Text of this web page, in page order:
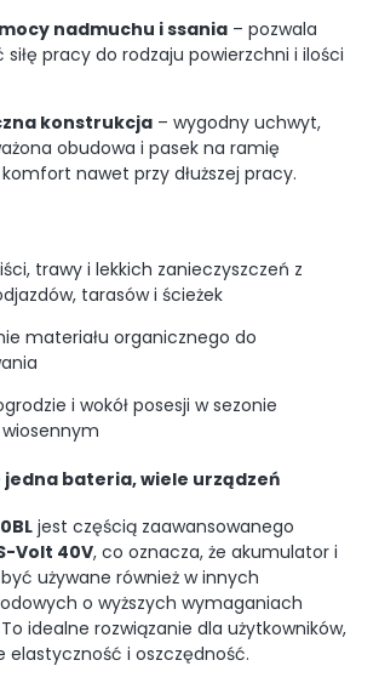
nadmuchu i ssania – pozwala
pracy do rodzaju powierzchni i ilości
konstrukcja – wygodny uchwyt,
obudowa i pasek na ramię
nawet przy dłuższej pracy.
trawy i lekkich zanieczyszczeń z
tarasów i ścieżek
materiału organicznego do
i wokół posesji w sezonie
jedna bateria, wiele urządzeń
jest częścią zaawansowanego
Volt 40V, co oznacza, że akumulator i
używane również w innych
o wyższych wymaganiach
idealne rozwiązanie dla użytkowników,
elastyczność i oszczędność.